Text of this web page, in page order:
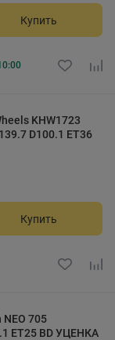
Купить
KHW1723
D100.1 ET36
Купить
705
ET25 BD УЦЕНКА